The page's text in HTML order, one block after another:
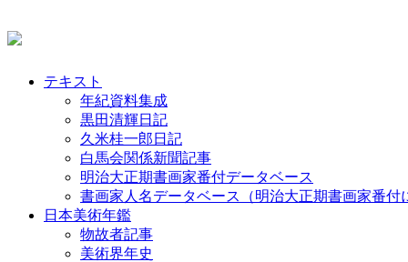
テキスト
年紀資料集成
黒田清輝日記
久米桂一郎日記
白馬会関係新聞記事
明治大正期書画家番付データベース
書画家人名データベース（明治大正期書画家番付
日本美術年鑑
物故者記事
美術界年史